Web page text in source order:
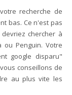
recherche de
bas. Ce n'est pas
chercher à
Penguin. Votre
google disparu"
conseillons de
au plus vite les